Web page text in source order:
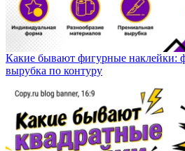
Какие бывают фигурные наклейки:
вырубка по контуру